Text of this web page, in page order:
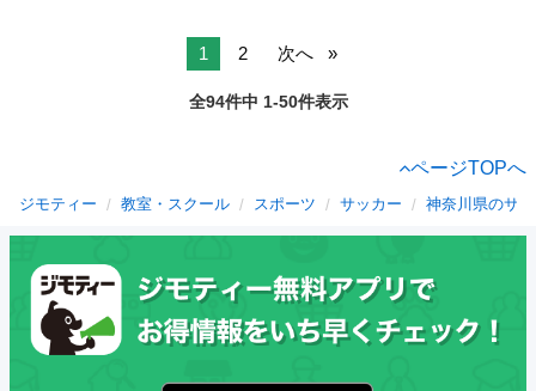
1 2 次へ
全94件中 1-50件表示
ページTOPへ
ジモティー 教室・スクール スポーツ サッカー 神奈川県のサ